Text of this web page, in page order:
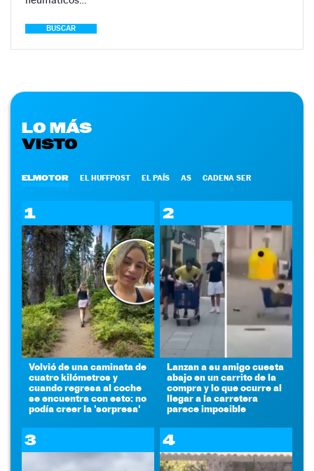
BUSCAR
LO MÁS
VISTO
ELMOTOR EL HUFFPOST EL PAÍS AS CADENA SER
1
Volvió de una caminata de
cuatro kilómetros y
cuando regresa al coche
se encuentra con esto: no
podía creer la 'sorpresa'
2
Lanzan a su amigo cuesta
abajo en un carrito de la
compra y lo que ocurre al
llegar a la carretera
parece imposible
3 4